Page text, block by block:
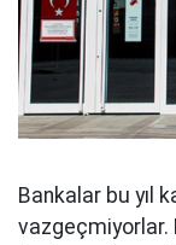
Bankalar bu yıl
vazgeçmiyorlar.